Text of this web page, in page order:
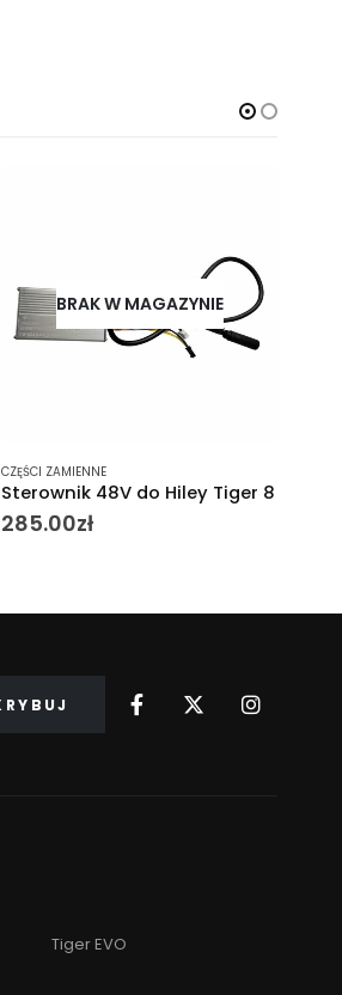
CZĘŚCI ZAMIENNE
Dętka przód do Hiley Tiger 8
34.00zł
Tiger EVO